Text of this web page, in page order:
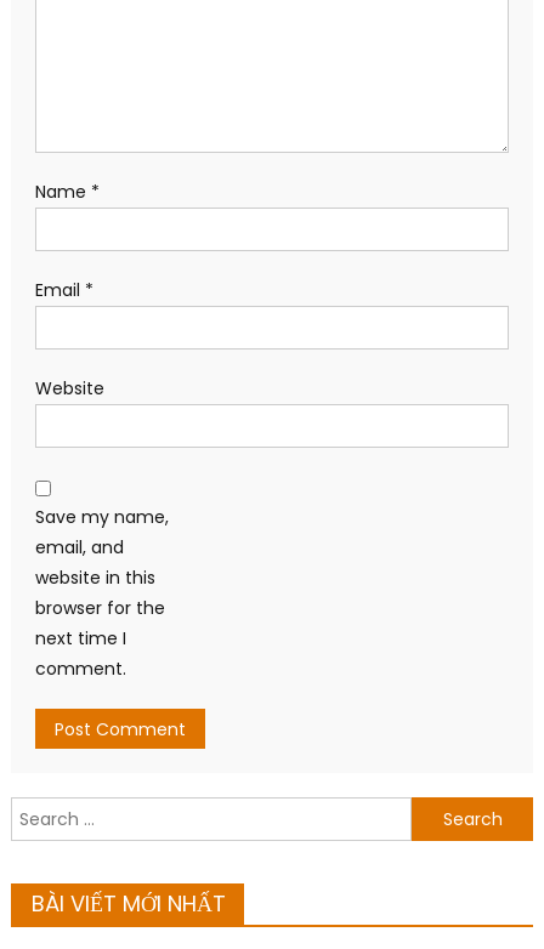
Name *
Email *
Website
Save my name,
email, and
website in this
browser for the
next time I
comment.
Search
for:
BÀI VIẾT MỚI NHẤT